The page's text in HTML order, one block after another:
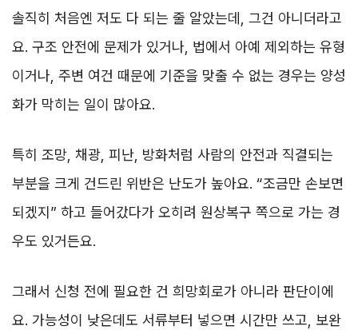
솔직히 처음엔 저도 다 되는 줄 알았는데, 그건 아니더라고
요. 구조 안전에 문제가 있거나, 법에서 아예 제외하는 유형
이거나, 주변 여건 때문에 기준을 맞출 수 없는 경우는 양성
화가 막히는 일이 많아요.
특히 조망, 채광, 피난, 방화처럼 사람의 안전과 직결되는
부분을 크게 건드린 위반은 난도가 높아요. “조금만 손보면
되겠지” 하고 들어갔다가 오히려 원상복구 쪽으로 가는 경
우도 있거든요.
그래서 신청 전에 필요한 건 희망회로가 아니라 판단이에
요. 가능성이 낮은데도 서류부터 넣으면 시간만 쓰고, 보완